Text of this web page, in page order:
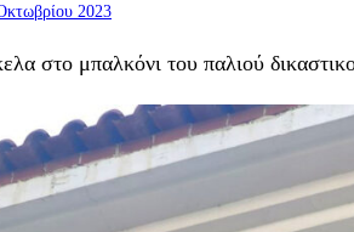
2023
στο μπαλκόνι του παλιού